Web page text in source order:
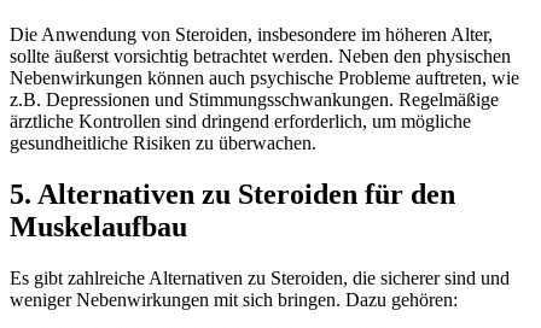
Die Anwendung von Steroiden, insbesondere im höheren Alter,
sollte äußerst vorsichtig betrachtet werden. Neben den physischen
Nebenwirkungen können auch psychische Probleme auftreten, wie
z.B. Depressionen und Stimmungsschwankungen. Regelmäßige
ärztliche Kontrollen sind dringend erforderlich, um mögliche
gesundheitliche Risiken zu überwachen.
5. Alternativen zu Steroiden für den
Muskelaufbau
Es gibt zahlreiche Alternativen zu Steroiden, die sicherer sind und
weniger Nebenwirkungen mit sich bringen. Dazu gehören: